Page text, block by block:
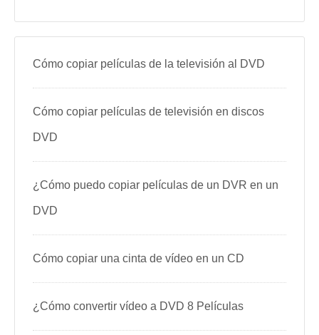
Cómo copiar películas de la televisión al DVD
Cómo copiar películas de televisión en discos
DVD
¿Cómo puedo copiar películas de un DVR en un
DVD
Cómo copiar una cinta de vídeo en un CD
¿Cómo convertir vídeo a DVD 8 Películas